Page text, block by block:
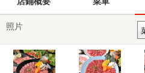
照片